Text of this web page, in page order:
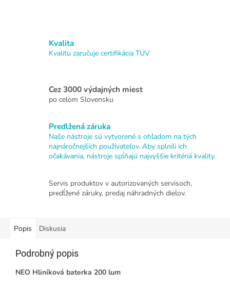
Kvalita
Kvalitu zaručuje certifikácia TÜV
Cez 3000 výdajných miest
po celom Slovensku
Predlžená záruka
Naše nástroje sú vytvorené s ohľadom na tých
najnáročnejších používateľov. Aby splnili ich
očakávania, nástroje spĺňajú najvyššie kritériá kvality.
Servis produktov v autorizovaných servisoch,
predĺžené záruky, predaj náhradných dielov.
Popis Diskusia
Podrobný popis
NEO Hliníková baterka 200 lum